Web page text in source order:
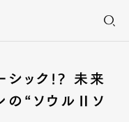
シック!? 未来
の“ソウルⅡソ